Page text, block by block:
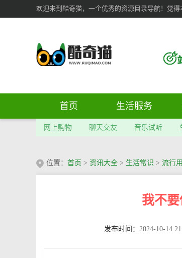
欢迎来到酷奇猫，一个优秀的资源目录导航！觉
首页 生活服务
网上购物 聊天交友 音乐试听
位置： 首页 > 资讯大全 > 生活常识 > 流行
我不
发布时间： 2024-10-14